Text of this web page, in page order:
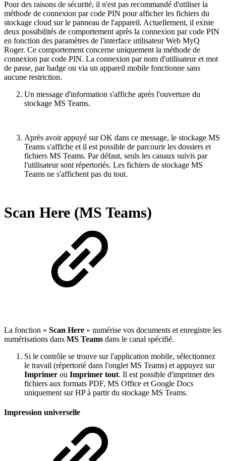
Pour des raisons de sécurité, il n'est pas recommandé d'utiliser la
méthode de connexion par code PIN pour afficher les fichiers du
stockage cloud sur le panneau de l'appareil. Actuellement, il existe
deux possibilités de comportement après la connexion par code PIN
en fonction des paramètres de l'interface utilisateur Web MyQ
Roger. Ce comportement concerne uniquement la méthode de
connexion par code PIN. La connexion par nom d'utilisateur et mot
de passe, par badge ou via un appareil mobile fonctionne sans
aucune restriction.
Un message d'information s'affiche après l'ouverture du
stockage MS Teams.
Après avoir appuyé sur OK dans ce message, le stockage MS
Teams s'affiche et il est possible de parcourir les dossiers et
fichiers MS Teams. Par défaut, seuls les canaux suivis par
l'utilisateur sont répertoriés. Les fichiers de stockage MS
Teams ne s'affichent pas du tout.
Scan Here (MS Teams)
La fonction « Scan Here » numérise vos documents et enregistre les
numérisations dans MS Teams dans le canal spécifié.
Si le contrôle se trouve sur l'application mobile, sélectionnez
le travail (répertorié dans l'onglet MS Teams) et appuyez sur
Imprimer ou Imprimer tout. Il est possible d'imprimer des
fichiers aux formats PDF, MS Office et Google Docs
uniquement sur HP à partir du stockage MS Teams.
Impression universelle